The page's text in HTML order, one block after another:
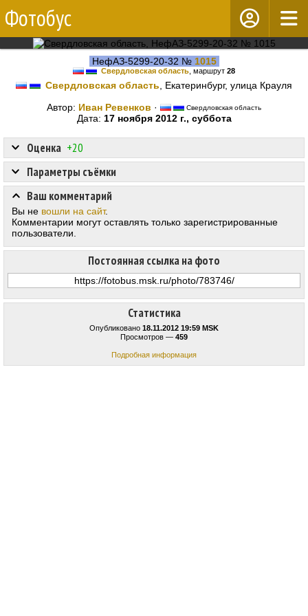
Фотобус
НефАЗ-5299-20-32 № 1015
Свердловская область , маршрут 28
Свердловская область , Екатеринбург, улица Крауля
Автор: Иван Ревенков · Свердловская область
Дата: 17 ноября 2012 г., суббота
Статистика
Опубликовано 18.11.2012 19:59 MSK
Просмотров — 459
Подробная информация
Оценка +20
Постоянная ссылка на фото
Параметры съёмки
Ваш комментарий
Вы не вошли на сайт.
Комментарии могут оставлять только зарегистрированные
пользователи.